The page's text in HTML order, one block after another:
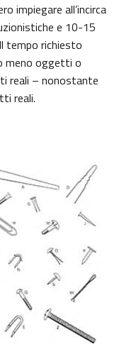
impiegare all’incirca
e 10-15
tempo richiesto
meno oggetti o
reali – nonostante
reali.